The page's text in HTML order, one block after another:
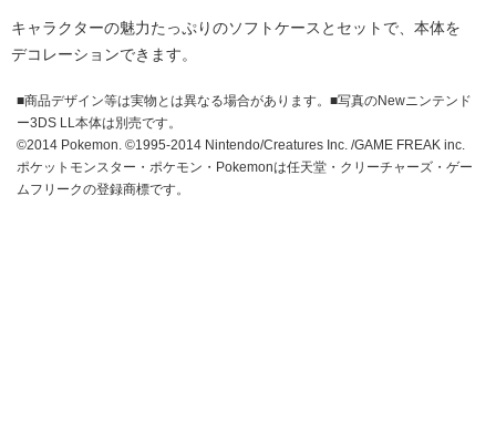
キャラクターの魅力たっぷりのソフトケースとセットで、本体を
デコレーションできます。
■商品デザイン等は実物とは異なる場合があります。■写真のNewニンテンド
ー3DS LL本体は別売です。
©2014 Pokemon. ©1995-2014 Nintendo/Creatures Inc. /GAME FREAK inc.
ポケットモンスター・ポケモン・Pokemonは任天堂・クリーチャーズ・ゲー
ムフリークの登録商標です。